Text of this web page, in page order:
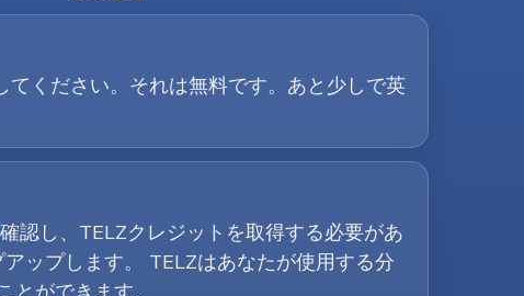
ください。それは無料です。あと少しで英
認し、TELZクレジットを取得する必要があ
ップします。 TELZはあなたが使用する分